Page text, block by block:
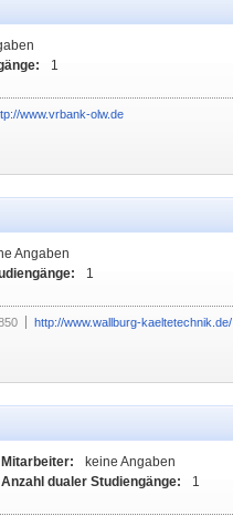
1
www.vrbank-olw.de
Angaben
1
http://www.wallburg-kaeltetechnik.de/
Mitarbeiter:
keine Angaben
Anzahl dualer Studiengänge:
1